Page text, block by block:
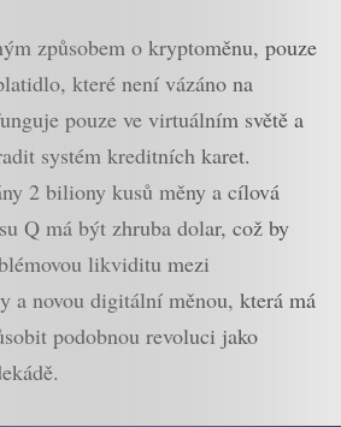
způsobem o kryptoměnu, pouze
které není vázáno na
pouze ve virtuálním světě a
systém kreditních karet.
2 biliony kusů měny a cílová
Q má být zhruba dolar, což by
likviditu mezi
a novou digitální měnou, která má
podobnou revoluci jako